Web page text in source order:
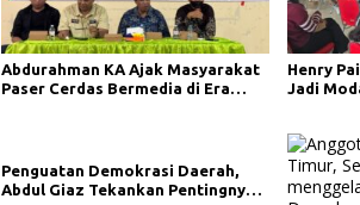
Abdurahman KA Ajak Masyarakat
Paser Cerdas Bermedia di Era
Henry
Jadi
Penguatan Demokrasi Daerah,
Abdul Giaz Tekankan Pentingnya